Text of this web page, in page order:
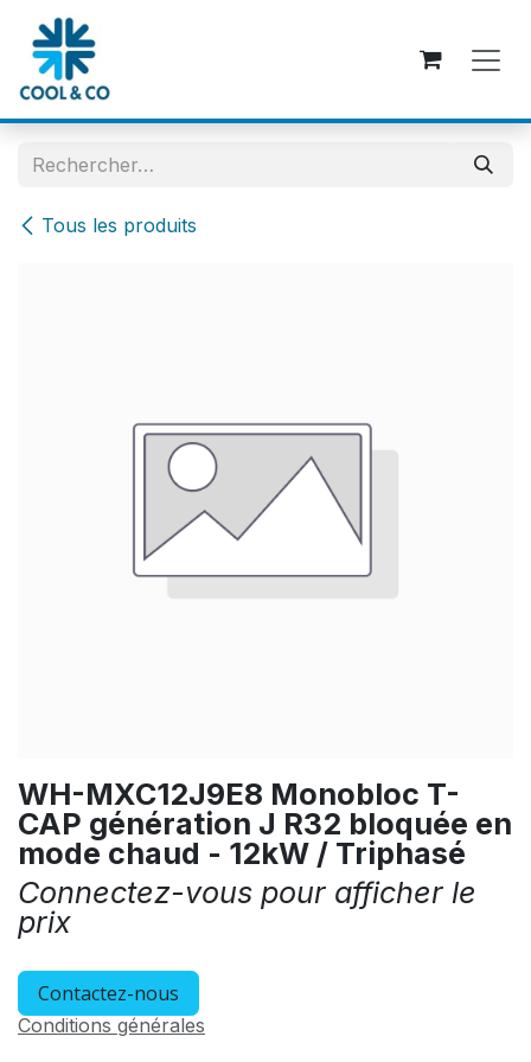
Se rendre au contenu
Tous les produits
WH-MXC12J9E8 Monobloc T-
CAP génération J R32 bloquée en
mode chaud - 12kW / Triphasé
Connectez-vous pour afficher le
prix
Contactez-nous
Conditions générales